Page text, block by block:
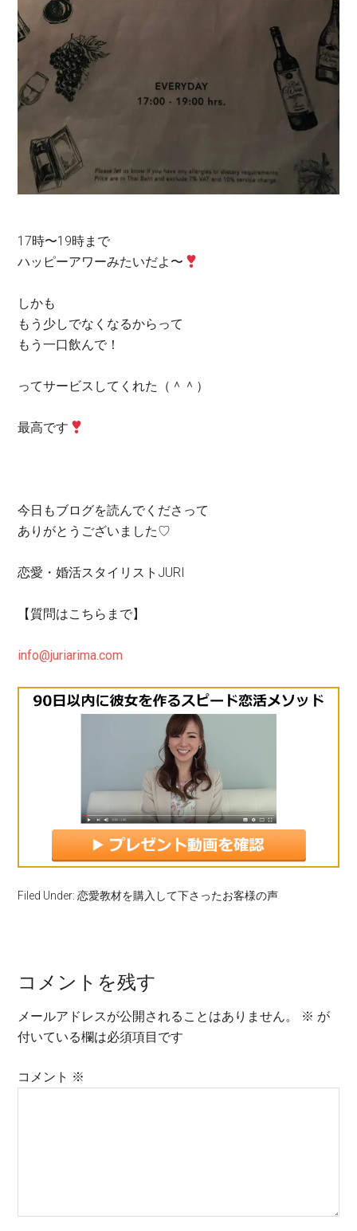
17時〜19時まで
ハッピーアワーみたいだよ〜
しかも
もう少しでなくなるからって
もう一口飲んで！
ってサービスしてくれた（＾＾）
最高です
今日もブログを読んでくださって
ありがとうございました♡
恋愛・婚活スタイリストJURI
【質問はこちらまで】
info@juriarima.com
Filed Under:恋愛教材を購入して下さったお客様の声
コメントを残す
メールアドレスが公開されることはありません。 ※ が
付いている欄は必須項目です
コメント ※